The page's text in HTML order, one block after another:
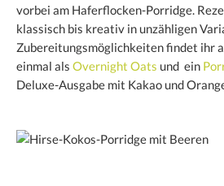
vorbei am Haferflocken-Porridge.
klassisch bis kreativ in unzähligen
Zubereitungsmöglichkeiten findet ihr
einmal als Overnight Oats und ein
Deluxe-Ausgabe mit Kakao und